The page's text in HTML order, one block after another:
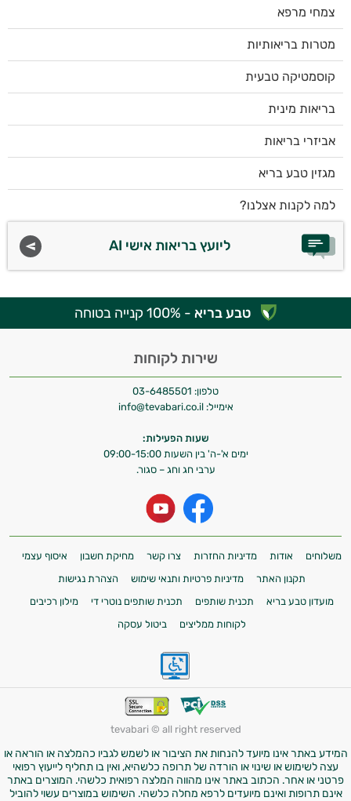
צמחי מרפא
מטרות בריאותיות
קוסמטיקה טבעית
בריאות מינית
אביזרי בריאות
מגזין טבע בריא
למה לקנות אצלנו?
ליועץ בריאות אישי AI
טבע בריא - 100% קנייה בטוחה
שירות לקוחות
טלפון: 03-6485501
אימייל: info@tevabari.co.il
שעות הפעילות:
ימים א'-ה' בין השעות 09:00-15:00
ערבי חג וחג – סגור.
משלוחים אודות מדיניות החזרות צרו קשר מחיקת חשבון
איסוף עצמי
תקנון האתר
מדיניות פרטיות ותנאי שימוש
הצהרת נגישות
מועדון טבע בריא
תכנית שותפים תכנית שותפים נוטרי די
מילון רכיבים
לקוחות ממליצים
ביטול עסקה
tevabari © all right reserved
המידע באתר אינו מיועד להנחות את הציבור או לשמש לגביו כהמלצה או הוראה או
עצה לשימוש או שינוי או הורדה של תרופה כלשהיא, ואין בו תחליף לייעוץ רפואי
פרטני או אחר. הכתוב באתר אינו מהווה המלצה רפואית כלשהי. המוצרים באתר
אינם תרופות ואינם מיועדים לרפא מחלה כלשהי. השימוש במוצרים עשוי להוביל